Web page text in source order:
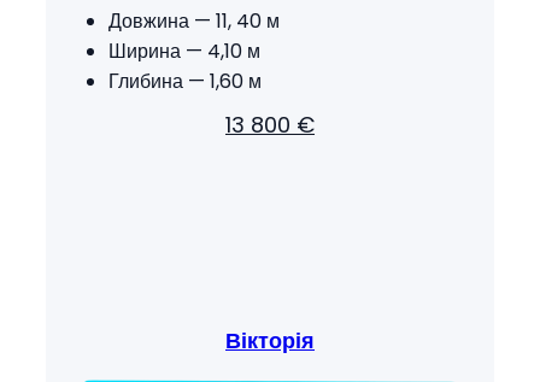
Довжина — 11, 40 м
Ширина — 4,10 м
Глибина — 1,60 м
13 800 €
Вікторія